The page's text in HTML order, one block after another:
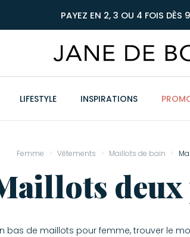
PAYEZ EN 2, 3 OU 4 FOIS DÈS
LIFESTYLE INSPIRATIONS
Femme Vêtements Maillots de bain
deux
bas de maillots pour femme, trouver le